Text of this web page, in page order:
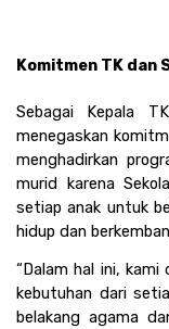
Komitmen TK dan
Sebagai Kepala
menegaskan
menghadirkan
murid karena
setiap anak untuk
hidup dan
“Dalam hal ini, kami
kebutuhan dari
belakang agama